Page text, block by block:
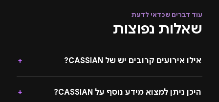
עוד דברים שכדאי לדעת
שאלות נפוצות
אילו אירועים קרובים יש של CASSIAN? +
היכן ניתן למצוא מידע נוסף על CASSIAN? +